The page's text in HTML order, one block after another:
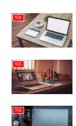
SQL
SQL
SQL